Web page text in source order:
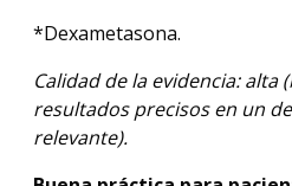
*Dexametasona.
Calidad de la evidencia: alta
resultados precisos en un
relevante).